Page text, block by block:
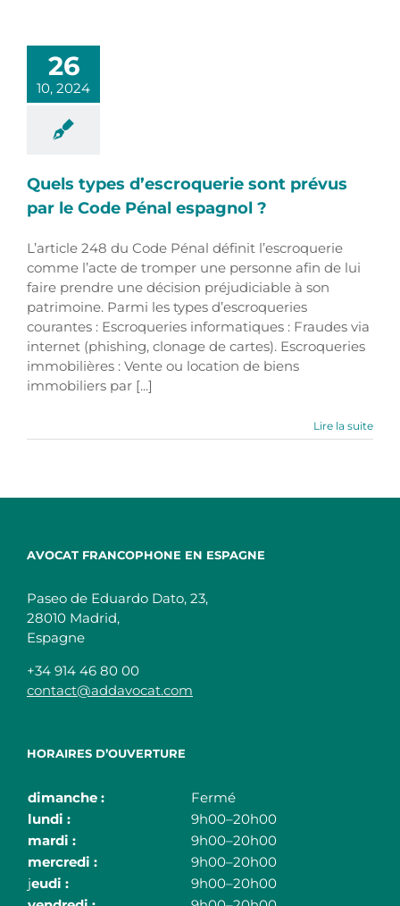
26
10, 2024
Quels types d’escroquerie sont prévus
par le Code Pénal espagnol ?
L’article 248 du Code Pénal définit l’escroquerie
comme l’acte de tromper une personne afin de lui
faire prendre une décision préjudiciable à son
patrimoine. Parmi les types d’escroqueries
courantes : Escroqueries informatiques : Fraudes via
internet (phishing, clonage de cartes). Escroqueries
immobilières : Vente ou location de biens
immobiliers par [...]
Lire la suite
AVOCAT FRANCOPHONE EN ESPAGNE
Paseo de Eduardo Dato, 23,
28010 Madrid,
Espagne
+34 914 46 80 00
contact@addavocat.com
HORAIRES D’OUVERTURE
dimanche :
Fermé
lundi :
9h00–20h00
mardi :
9h00–20h00
mercredi :
9h00–20h00
jeudi :
9h00–20h00